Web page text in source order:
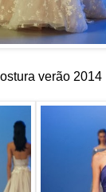
verão 2014